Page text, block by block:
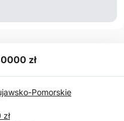
zł
Pomorskie